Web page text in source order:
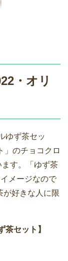
・オリ
ゆず茶セッ
」のチョコクロ
す。「ゆず茶
メージなので
が好きな人に限
茶セット】